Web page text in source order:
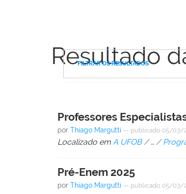
Resultado
FILTRAR OS RESULTADOS
Professores
porThiago Margutti — publicado 05/03/
Localizado em A UFOB /…/
Pré-Enem 2025
porThiago Margutti — publicado 05/03/